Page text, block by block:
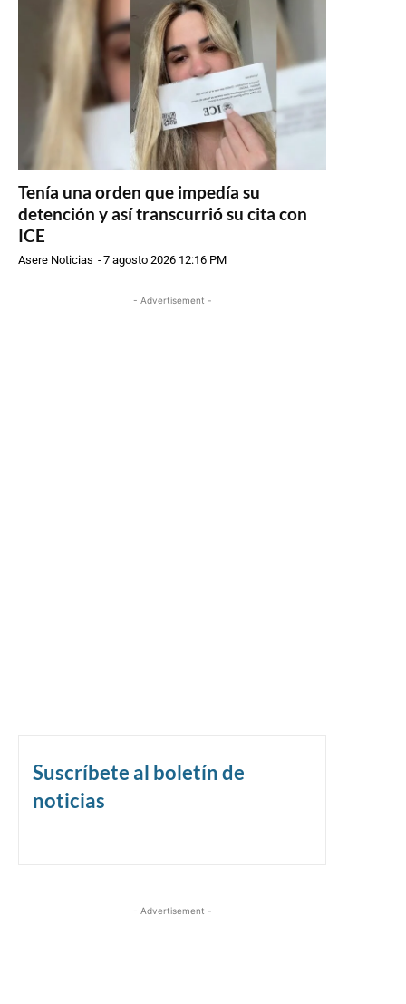
Tenía una orden que impedía su
detención y así transcurrió su cita con
ICE
Asere Noticias -7 agosto 2026 12:16 PM
- Advertisement -
Suscríbete al boletín de
noticias
- Advertisement -